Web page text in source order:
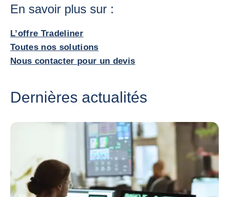
En savoir plus sur :
L’offre Tradeliner
Toutes nos solutions
Nous contacter pour un devis
Dernières actualités